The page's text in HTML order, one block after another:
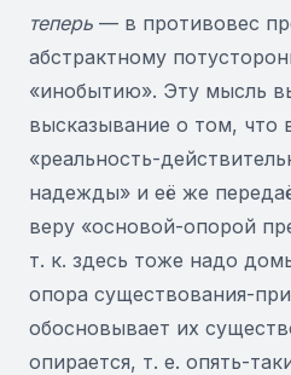
теперь — в противовес
абстрактному
«инобытию». Эту мысль
высказывание о том, что
«реальность-
надежды» и её же
веру «основой-опорой
т. к. здесь тоже надо
опора существования-
обосновывает их
опирается, т. е. опять-